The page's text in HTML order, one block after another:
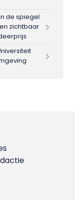
de spiegel
zichtbaar